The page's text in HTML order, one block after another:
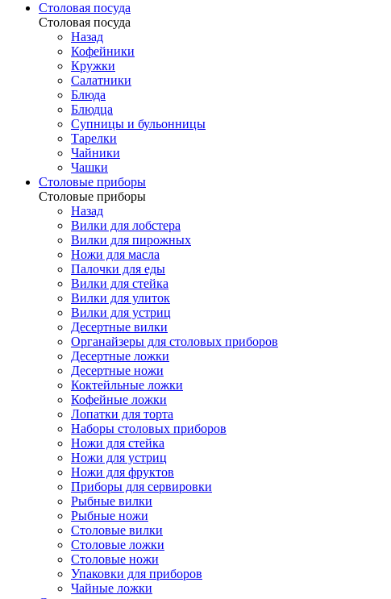
Столовая посуда
Столовая посуда
Назад
Кофейники
Кружки
Салатники
Блюда
Блюдца
Супницы и бульонницы
Тарелки
Чайники
Чашки
Cтоловые приборы
Cтоловые приборы
Назад
Вилки для лобстера
Вилки для пирожных
Ножи для масла
Палочки для еды
Вилки для стейка
Вилки для улиток
Вилки для устриц
Десертные вилки
Органайзеры для столовых приборов
Десертные ложки
Десертные ножи
Коктейльные ложки
Кофейные ложки
Лопатки для торта
Наборы столовых приборов
Ножи для стейка
Ножи для устриц
Ножи для фруктов
Приборы для сервировки
Рыбные вилки
Рыбные ножи
Столовые вилки
Столовые ложки
Столовые ножи
Упаковки для приборов
Чайные ложки